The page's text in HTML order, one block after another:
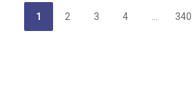
1 2 3 4 ... 340